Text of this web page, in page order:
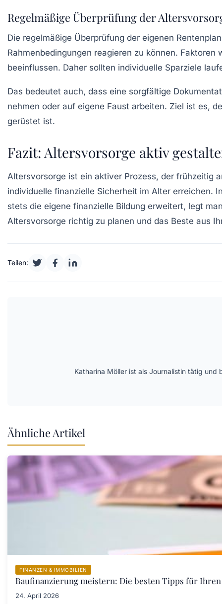
Regelmäßige Überprüfung der
Die regelmäßige Überprüfung der eigenen
Rahmenbedingungen reagieren zu können.
beeinflussen. Daher sollten individuelle Sparziele
Das bedeutet auch, dass eine sorgfältige
nehmen oder auf eigene Faust arbeiten. Ziel ist es,
gerüstet ist.
Fazit: Altersvorsorge aktiv
Altersvorsorge ist ein aktiver Prozess, der frühzeitig
individuelle finanzielle Sicherheit im Alter erreichen.
stets die eigene finanzielle Bildung erweitert, legt
Altersvorsorge richtig zu planen und das Beste aus
Teilen:
Katharina Möller ist als Journalistin tätig
Ähnliche Artikel
FINANZEN & IMMOBILIEN
Baufinanzierung meistern: Die besten Tipps für
24. April 2026